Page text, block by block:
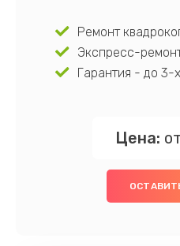
Ремонт
Экспресс-
Гарантия - до 3-
Цена: